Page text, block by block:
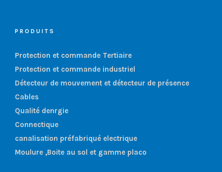
PRODUITS
Protection et commande Tertiaire
Protection et commande industriel
Détecteur de mouvement et détecteur de présence
Cables
Qualité denrgie
Connectique
canalisation préfabriqué electrique
Moulure ,Boite au sol et gamme placo